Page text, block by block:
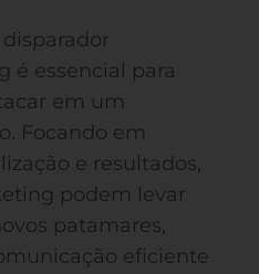
é essencial para
em um
Focando em
e resultados,
podem levar
patamares,
eficiente